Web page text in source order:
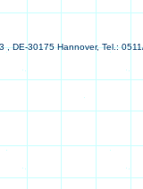
, DE-30175 Hannover, Tel.: